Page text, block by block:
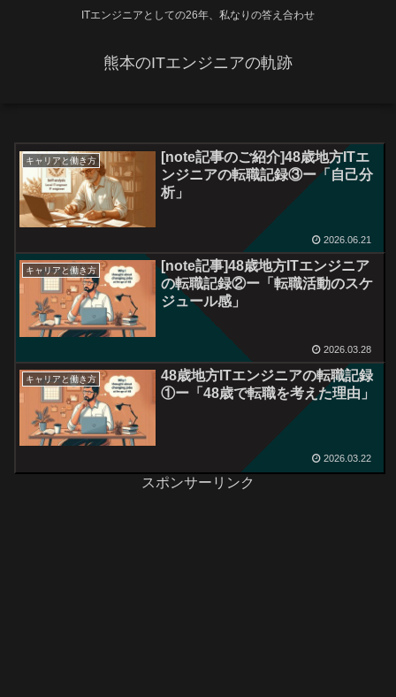
ITエンジニアとしての26年、私なりの答え合わせ
熊本のITエンジニアの軌跡
キャリアと働き方
[note記事のご紹介]48歳地方ITエ
ンジニアの転職記録③ー「自己分
析」
2026.06.21
キャリアと働き方
[note記事]48歳地方ITエンジニア
の転職記録②ー「転職活動のスケ
ジュール感」
2026.03.28
キャリアと働き方
48歳地方ITエンジニアの転職記録
①ー「48歳で転職を考えた理由」
2026.03.22
スポンサーリンク